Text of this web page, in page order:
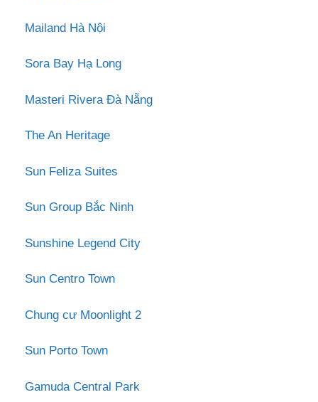
Mailand Hà Nội
Sora Bay Hạ Long
Masteri Rivera Đà Nẵng
The An Heritage
Sun Feliza Suites
Sun Group Bắc Ninh
Sunshine Legend City
Sun Centro Town
Chung cư Moonlight 2
Sun Porto Town
Gamuda Central Park